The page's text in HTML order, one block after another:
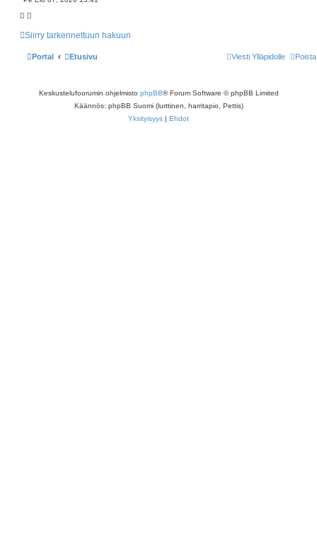
k
Siirry tarkennettuun hakuun
Portal Etusivu Viesti Ylläpidolle
Keskustelufoorumin ohjelmisto phpBB® Forum Software © phpBB Limited
Käännös: phpBB Suomi (lurttinen, harritapio, Pettis)
Yksityisyys | Ehdot